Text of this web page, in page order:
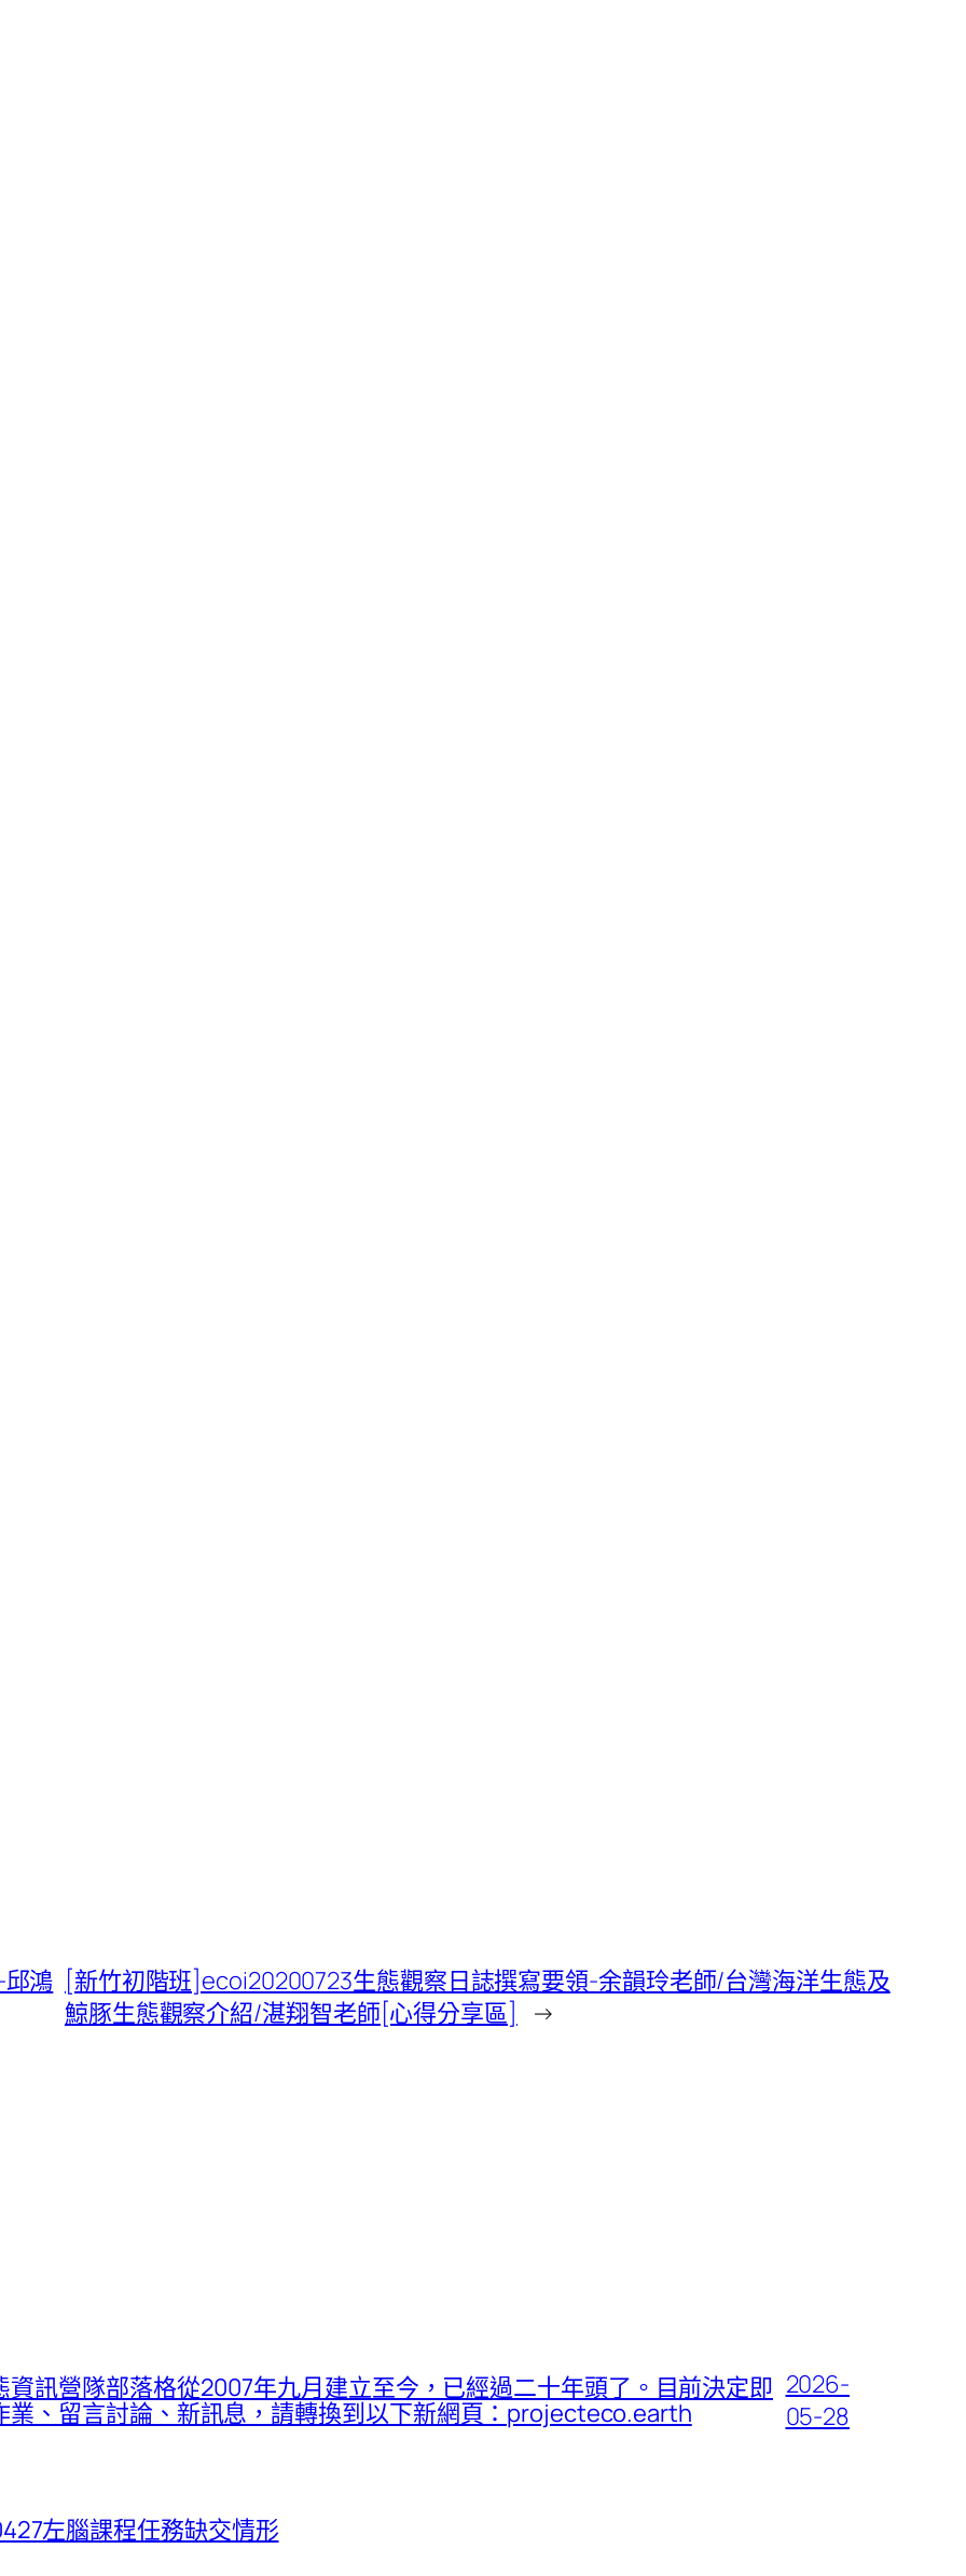
鴻 [新竹初階班]ecoi20200723生態觀察日誌撰寫要領-余韻玲老師/台灣海洋生態及
鯨豚生態觀察介紹/湛翔智老師[心得分享區]
→
訊營隊部落格從2007年九月建立至今，已經過二十年頭了。目前決定即
業、留言討論、新訊息，請轉換到以下新網頁：projecteco.earth
2026-
05-28
左腦課程任務缺交情形